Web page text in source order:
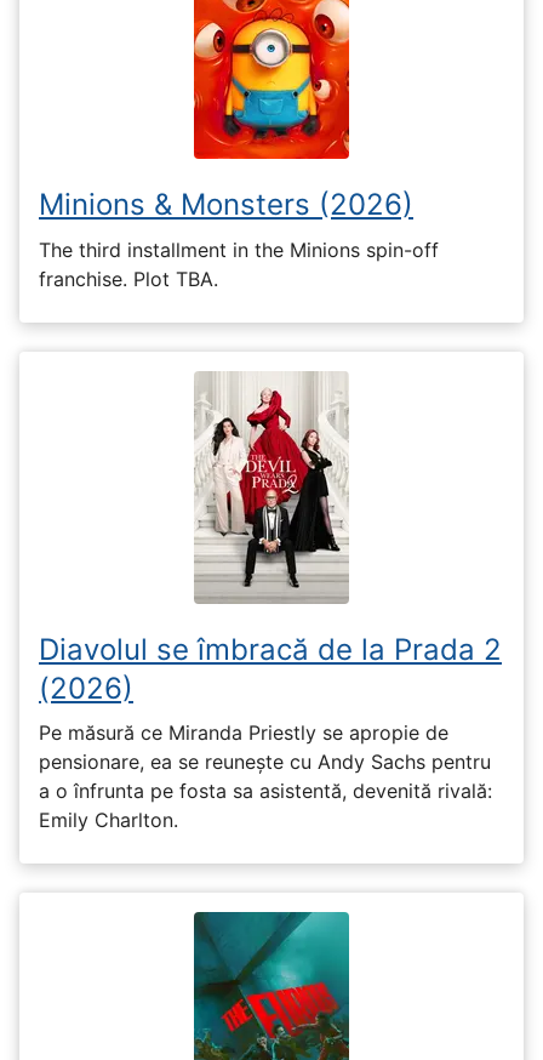
Minions & Monsters (2026)
The third installment in the Minions spin-off
franchise. Plot TBA.
Diavolul se îmbracă de la Prada 2
(2026)
Pe măsură ce Miranda Priestly se apropie de
pensionare, ea se reunește cu Andy Sachs pentru
a o înfrunta pe fosta sa asistentă, devenită rivală:
Emily Charlton.